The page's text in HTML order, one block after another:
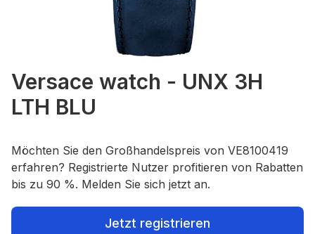
Versace watch - UNX 3H
LTH BLU
Möchten Sie den Großhandelspreis von VE8100419
erfahren? Registrierte Nutzer profitieren von Rabatten
bis zu 90 %. Melden Sie sich jetzt an.
Jetzt registrieren